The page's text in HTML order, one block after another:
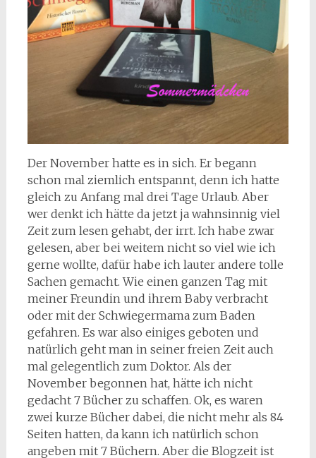
Der November hatte es in sich. Er begann
schon mal ziemlich entspannt, denn ich hatte
gleich zu Anfang mal drei Tage Urlaub. Aber
wer denkt ich hätte da jetzt ja wahnsinnig viel
Zeit zum lesen gehabt, der irrt. Ich habe zwar
gelesen, aber bei weitem nicht so viel wie ich
gerne wollte, dafür habe ich lauter andere tolle
Sachen gemacht. Wie einen ganzen Tag mit
meiner Freundin und ihrem Baby verbracht
oder mit der Schwiegermama zum Baden
gefahren. Es war also einiges geboten und
natürlich geht man in seiner freien Zeit auch
mal gelegentlich zum Doktor. Als der
November begonnen hat, hätte ich nicht
gedacht 7 Bücher zu schaffen. Ok, es waren
zwei kurze Bücher dabei, die nicht mehr als 84
Seiten hatten, da kann ich natürlich schon
angeben mit 7 Büchern. Aber die Blogzeit ist